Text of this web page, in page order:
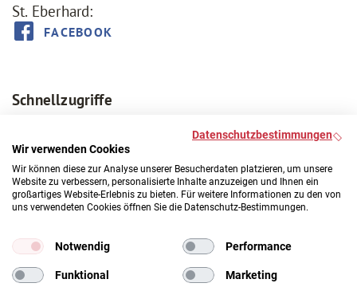
St. Eberhard:
FACEBOOK
Schnellzugriffe
Trauerfall
Gottesdienste
Kircheneintritt
Kontakt
Datenschutzbestimmungen
Wir verwenden Cookies
Wir können diese zur Analyse unserer Besucherdaten platzieren, um unsere
Website zu verbessern, personalisierte Inhalte anzuzeigen und Ihnen ein
großartiges Website-Erlebnis zu bieten. Für weitere Informationen zu den von
uns verwendeten Cookies öffnen Sie die Datenschutz-Bestimmungen.
Notwendig Performance
Funktional Marketing